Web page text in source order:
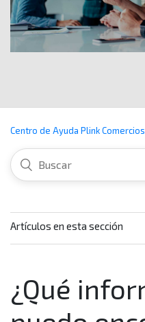
Centro de Ayuda Plink Comercios
Artículos en esta sección
¿Qué información puedo
Mis clientes?
¿Qué